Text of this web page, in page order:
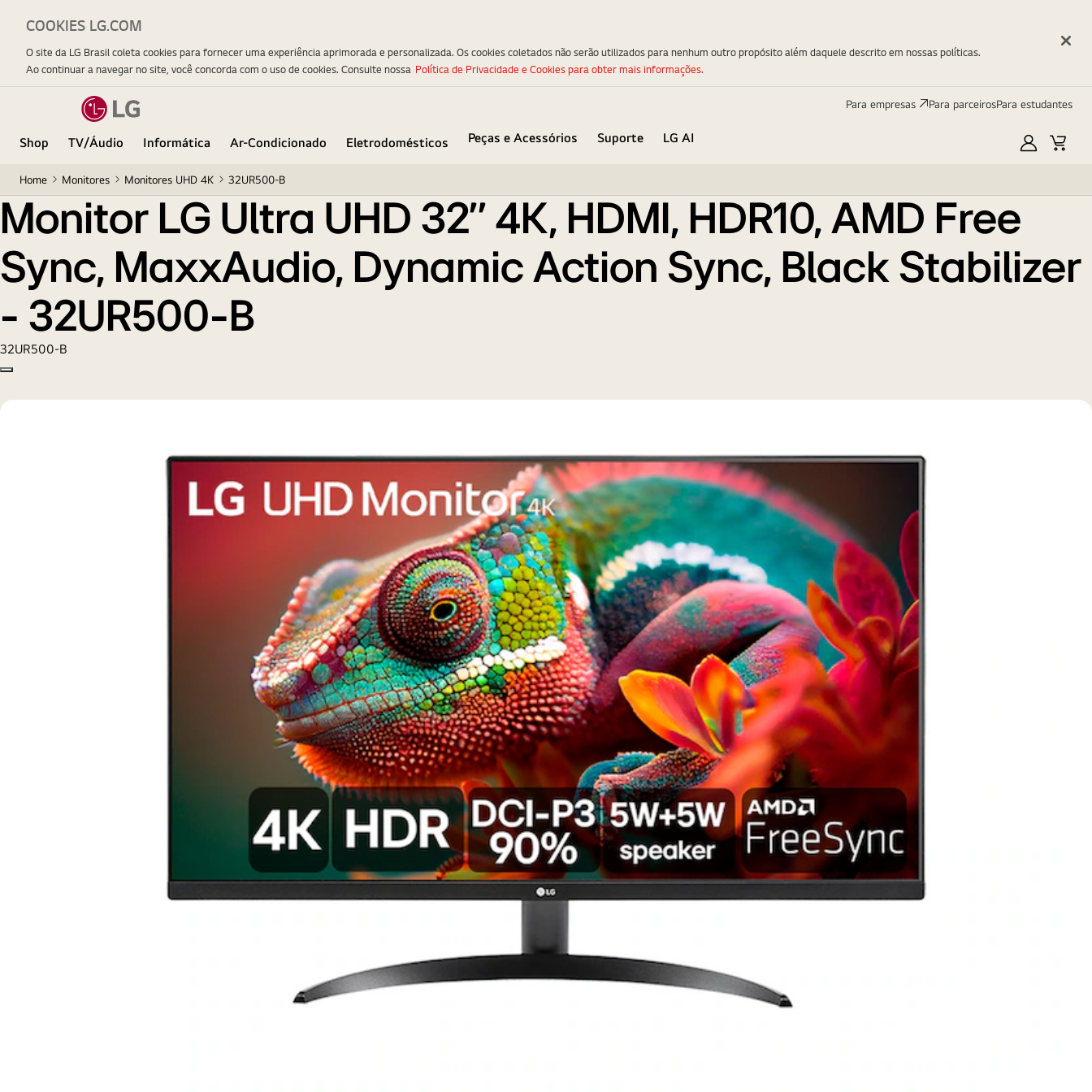
Para empresas Para parceirosPara estudantes
Shop TV/Áudio Informática Ar-Condicionado Eletrodomésticos Peças e Acessórios Suporte
LG AI
Minha
Home Monitores Monitores UHD 4K 32UR500-B
Monitor LG Ultra UHD 32'' 4K, HDMI, HDR10, AMD Free Sync, MaxxAudio, Dynamic Action Sync, Black Stabilizer - 32UR500-B
Monitor LG Ultra UHD 32'' 4K, HDMI, HDR10, AMD Free
Sync, MaxxAudio, Dynamic Action Sync, Black Stabilizer
- 32UR500-B
32UR500-B
Copy model name
COOKIES LG.COM
O site da LG Brasil coleta cookies para fornecer uma experiência aprimorada e personalizada. Os cookies coletados não serão utilizados para nenhum outro propósito além daquele descrito em nossas políticas.
Ao continuar a navegar no site, você concorda com o uso de cookies. Consulte nossa Política de Privacidade e Cookies para obter mais informações.